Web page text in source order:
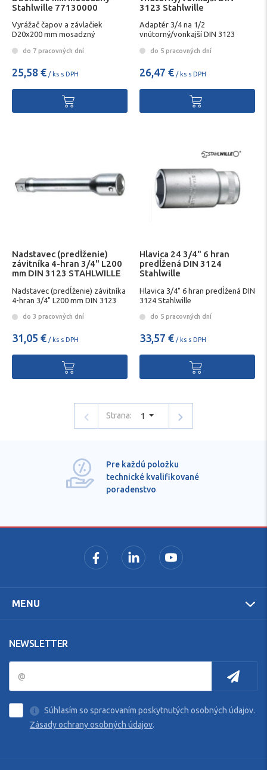
Stahlwille 77130000
Vyrážač čapov a závlačiek
D20x200 mm mosadzný
do 7 pracovných dní
25,58 € / ks s DPH
3123 Stahlwille
Adaptér 3/4 na 1/2
vnútorný/vonkajší DIN 3123
do 5 pracovných dní
26,47 € / ks s DPH
Nadstavec (predĺženie)
závitníka 4-hran 3/4" L200
mm DIN 3123 STAHLWILLE
Nadstavec (predĺženie) závitníka
4-hran 3/4" L200 mm DIN 3123
do 3 pracovných dní
31,05 € / ks s DPH
Hlavica 24 3/4" 6 hran
predĺžená DIN 3124
Stahlwille
Hlavica 3/4" 6 hran predĺžená DIN
3124 Stahlwille
do 5 pracovných dní
33,57 € / ks s DPH
Strana: 1
Pre každú položku
technické kvalifikované
poradenstvo
MENU
NEWSLETTER
Súhlasím so spracovaním poskytnutých osobných údajov.
Zásady ochrany osobných údajov.